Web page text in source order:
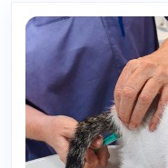
Novetats